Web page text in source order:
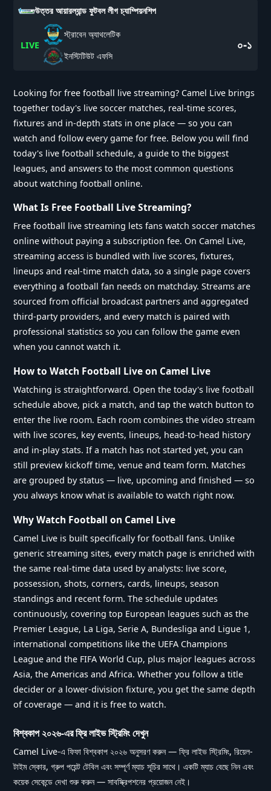
উত্তর আয়ারল্যান্ড ফুটবল লীগ চ্যাম্পিয়নশিপ
LIVE
স্ট্রাবেন অ্যাথলেটিক
ইনস্টিটিউট এফসি
০-১
Looking for free football live streaming? Camel Live brings
together today's live soccer matches, real-time scores,
fixtures and in-depth stats in one place — so you can
watch and follow every game for free. Below you will find
today's live football schedule, a guide to the biggest
leagues, and answers to the most common questions
about watching football online.
What Is Free Football Live Streaming?
Free football live streaming lets fans watch soccer matches
online without paying a subscription fee. On Camel Live,
streaming access is bundled with live scores, fixtures,
lineups and real-time match data, so a single page covers
everything a football fan needs on matchday. Streams are
sourced from official broadcast partners and aggregated
third-party providers, and every match is paired with
professional statistics so you can follow the game even
when you cannot watch it.
How to Watch Football Live on Camel Live
Watching is straightforward. Open the today's live football
schedule above, pick a match, and tap the watch button to
enter the live room. Each room combines the video stream
with live scores, key events, lineups, head-to-head history
and in-play stats. If a match has not started yet, you can
still preview kickoff time, venue and team form. Matches
are grouped by status — live, upcoming and finished — so
you always know what is available to watch right now.
Why Watch Football on Camel Live
Camel Live is built specifically for football fans. Unlike
generic streaming sites, every match page is enriched with
the same real-time data used by analysts: live score,
possession, shots, corners, cards, lineups, season
standings and recent form. The schedule updates
continuously, covering top European leagues such as the
Premier League, La Liga, Serie A, Bundesliga and Ligue 1,
international competitions like the UEFA Champions
League and the FIFA World Cup, plus major leagues across
Asia, the Americas and Africa. Whether you follow a title
decider or a lower-division fixture, you get the same depth
of coverage — and it is free to watch.
বিশ্বকাপ ২০২৬-এর ফ্রি লাইভ স্ট্রিমিং দেখুন
Camel Live-এ ফিফা বিশ্বকাপ ২০২৬ অনুসরণ করুন — ফ্রি লাইভ স্ট্রিমিং, রিয়েল-
টাইম স্কোর, গ্রুপ পয়েন্ট টেবিল এবং সম্পূর্ণ ম্যাচ সূচির সাথে। একটি ম্যাচ বেছে নিন এবং
কয়েক সেকেন্ডে দেখা শুরু করুন — সাবস্ক্রিপশনের প্রয়োজন নেই।